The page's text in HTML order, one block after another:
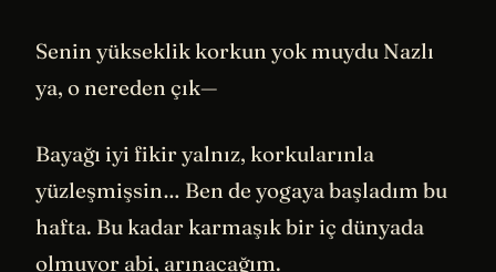
Senin yükseklik korkun yok muydu Nazlı
ya, o nereden çık—
Bayağı iyi fikir yalnız, korkularınla
yüzleşmişsin… Ben de yogaya başladım bu
hafta. Bu kadar karmaşık bir iç dünyada
olmuyor abi, arınacağım.